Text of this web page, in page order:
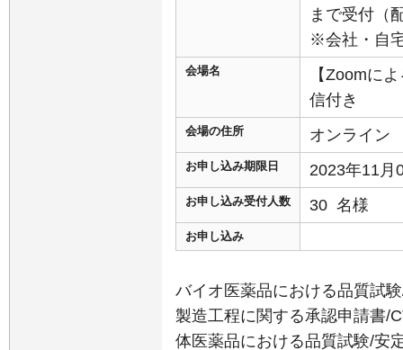
まで受付（
※会社・自
会場名
【Zoomに
信付き
会場の住所 オンライン
お申し込み期限日 2023年11月
お申し込み受付人数 30 名様
お申し込み
バイオ医薬品における品質試
製造工程に関する承認申請書/
体医薬品における品質試験/安